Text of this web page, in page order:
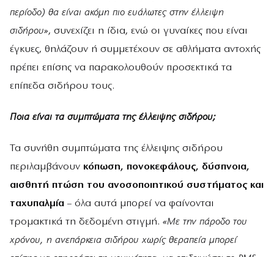
περίοδο) θα είναι ακόμη πιο ευάλωτες στην έλλειψη
σιδήρου», συνεχίζει η ίδια, ενώ οι γυναίκες που είναι
έγκυες, θηλάζουν ή συμμετέχουν σε αθλήματα αντοχής
πρέπει επίσης να παρακολουθούν προσεκτικά τα
επίπεδα σιδήρου τους.
Ποια είναι τα συμπτώματα της έλλειψης σιδήρου;
Τα συνήθη συμπτώματα της έλλειψης σιδήρου
περιλαμβάνουν κόπωση, πονοκεφάλους, δύσπνοια,
αισθητή πτώση του ανοσοποιητικού συστήματος και
ταχυπαλμία – όλα αυτά μπορεί να φαίνονται
τρομακτικά τη δεδομένη στιγμή. «Με την πάροδο του
χρόνου, η ανεπάρκεια σιδήρου χωρίς θεραπεία μπορεί